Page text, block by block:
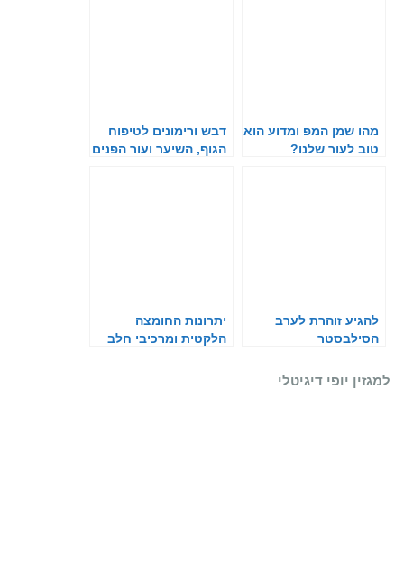
מהו שמן המפ ומדוע הוא
טוב לעור שלנו?
דבש ורימונים לטיפוח
הגוף, השיער ועור הפנים
להגיע זוהרת לערב
הסילבסטר
יתרונות החומצה
הלקטית ומרכיבי חלב
למגזין יופי דיגיטלי